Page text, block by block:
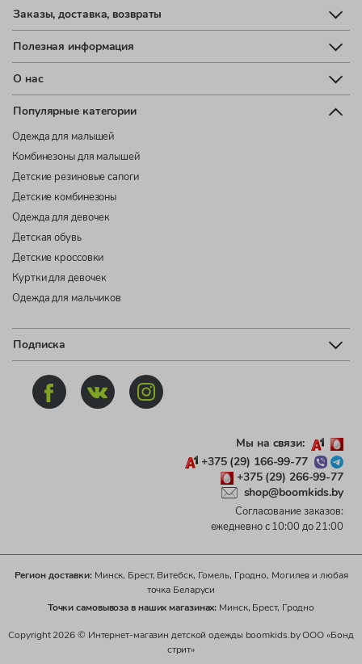
Заказы, доставка, возвраты
Полезная информация
О нас
Популярные категории
Одежда для малышей
Комбинезоны для малышей
Детские резиновые сапоги
Детские комбинезоны
Одежда для девочек
Детская обувь
Детские кроссовки
Куртки для девочек
Одежда для мальчиков
Подписка
Мы на связи:
+375 (29) 166-99-77
+375 (29) 266-99-77
shop@boomkids.by
Согласование заказов:
ежедневно с 10:00 до 21:00
Регион доставки:Минск, Брест, Витебск, Гомель, Гродно, Могилев и любая
точка Беларуси
Точки самовывоза в наших магазинах: Минск, Брест, Гродно
Copyright 2026 © Интернет-магазин детской одежды boomkids.by ООО «Бонд
стрит»